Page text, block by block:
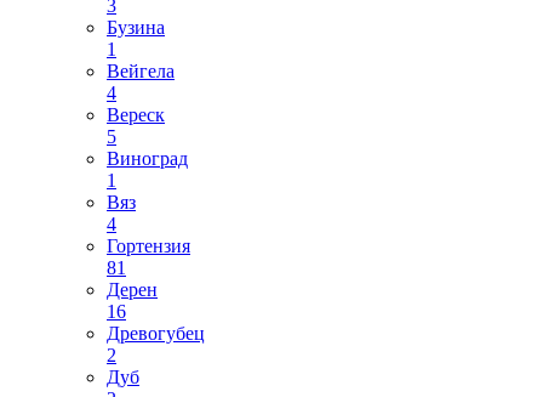
3
Бузина
1
Вейгела
4
Вереск
5
Виноград
1
Вяз
4
Гортензия
81
Дерен
16
Древогубец
2
Дуб